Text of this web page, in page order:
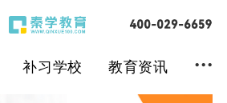
补习学校 教育资讯 ...